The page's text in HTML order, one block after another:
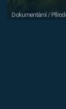
Dokumentární /